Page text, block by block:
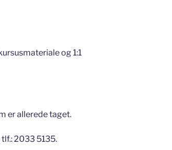
og 1:1
er allerede taget.
2033 5135.